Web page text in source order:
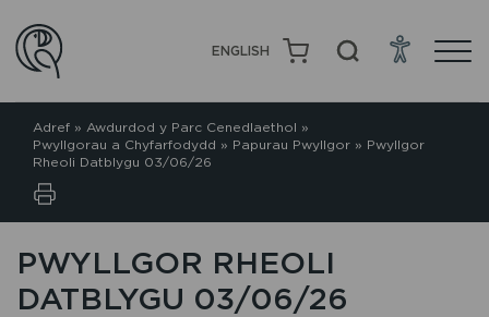
ENGLISH
Adref » Awdurdod y Parc Cenedlaethol »
Pwyllgorau a Chyfarfodydd » Papurau Pwyllgor » Pwyllgor
Rheoli Datblygu 03/06/26
PWYLLGOR RHEOLI
DATBLYGU 03/06/26